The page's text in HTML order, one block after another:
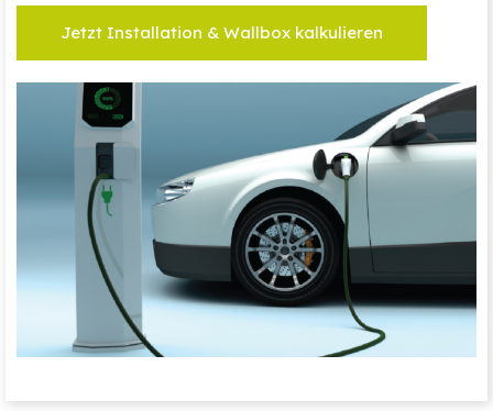
Jetzt Installation & Wallbox kalkulieren